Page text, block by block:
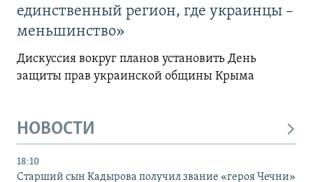
единственный регион, где украинцы –
меньшинство»
Дискуссия вокруг планов установить День
защиты прав украинской общины Крыма
НОВОСТИ
18:10
Старший сын Кадырова получил звание «героя Чечни»